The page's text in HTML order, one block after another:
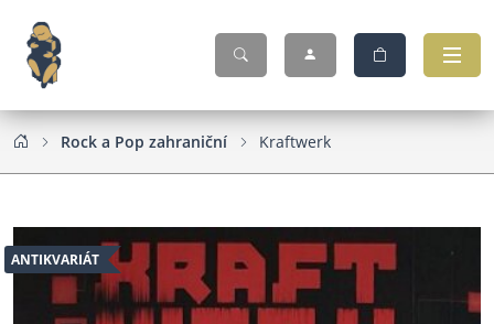
Rock a Pop zahraniční Kraftwerk
ANTIKVARIÁT